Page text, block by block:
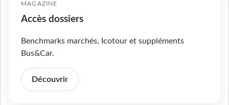
MAGAZINE
Accès dossiers
Benchmarks marchés, Icotour et suppléments
Bus&Car.
Découvrir